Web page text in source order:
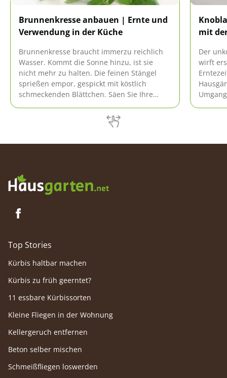
Brunnenkresse anbauen | Ernte und
Verwendung in der Küche
Brunnenkresse braucht immerzu reichlich
Wasser. Kommt die Sonne hinzu, ist sie
nicht mehr zu halten. Die feinen Stängel
sprießen empor, gespickt mit köstlich
schmeckenden Blättchen. Säen Sie Ihre
Aroma allzeit beim Kochen parat.
mit
Der
wirft
Top Stories
Kürbis haltbar machen
Kürbis zu früh geerntet?
11 essbare Kürbissorten
Kleine Fliegen in der Wohnung
Kellergeruch entfernen
Beton selber mischen
Schmeißfliegen loswerden